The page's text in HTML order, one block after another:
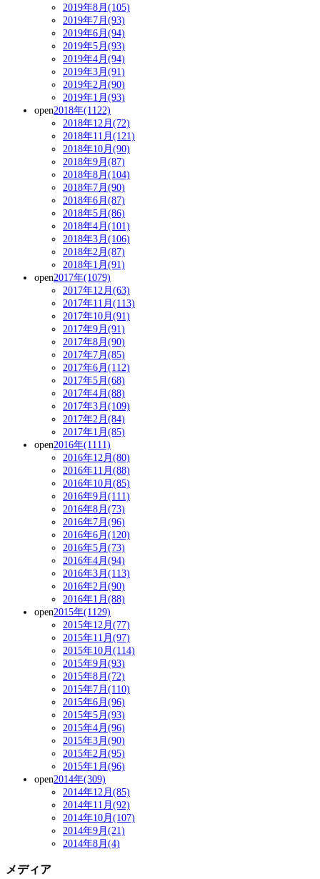
2019年8月(105)
2019年7月(93)
2019年6月(94)
2019年5月(93)
2019年4月(94)
2019年3月(91)
2019年2月(90)
2019年1月(93)
open2018年(1122)
2018年12月(72)
2018年11月(121)
2018年10月(90)
2018年9月(87)
2018年8月(104)
2018年7月(90)
2018年6月(87)
2018年5月(86)
2018年4月(101)
2018年3月(106)
2018年2月(87)
2018年1月(91)
open2017年(1079)
2017年12月(63)
2017年11月(113)
2017年10月(91)
2017年9月(91)
2017年8月(90)
2017年7月(85)
2017年6月(112)
2017年5月(68)
2017年4月(88)
2017年3月(109)
2017年2月(84)
2017年1月(85)
open2016年(1111)
2016年12月(80)
2016年11月(88)
2016年10月(85)
2016年9月(111)
2016年8月(73)
2016年7月(96)
2016年6月(120)
2016年5月(73)
2016年4月(94)
2016年3月(113)
2016年2月(90)
2016年1月(88)
open2015年(1129)
2015年12月(77)
2015年11月(97)
2015年10月(114)
2015年9月(93)
2015年8月(72)
2015年7月(110)
2015年6月(96)
2015年5月(93)
2015年4月(96)
2015年3月(90)
2015年2月(95)
2015年1月(96)
open2014年(309)
2014年12月(85)
2014年11月(92)
2014年10月(107)
2014年9月(21)
2014年8月(4)
メディア